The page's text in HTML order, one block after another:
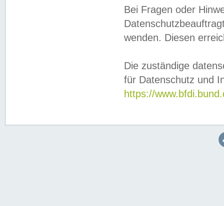
Bei Fragen oder
wenden. Diesen
Die zuständige
für Datenschutz und
https://